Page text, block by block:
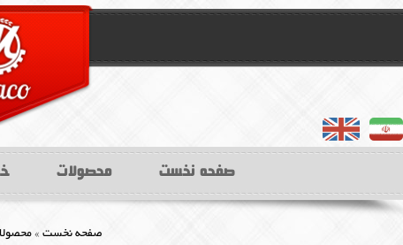
english farsifa
صفحه نخست محصولات
صفحه نخست »